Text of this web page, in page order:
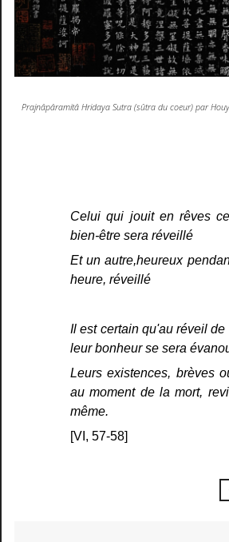
Prajnâpâramitâ Hridaya Sutra (sûtra du coeur) par
Celui qui jouit en rêves
bien-être sera réveillé
Et un autre,heureux
heure, réveillé
Il est certain qu'au réveil de
leur bonheur se sera
Leurs existences, brèves
au moment de la mort,
même.
[VI, 57-58]